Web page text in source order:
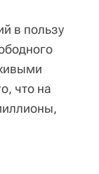
в пользу
что на